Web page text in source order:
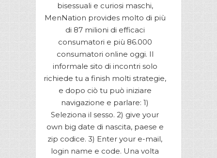
bisessuali e curiosi maschi,
MenNation provides molto di più
di 87 milioni di efficaci
consumatori e più 86.000
consumatori online oggi. Il
informale sito di incontri solo
richiede tu a finish molti strategie,
e dopo ciò tu può iniziare
navigazione e parlare: 1)
Seleziona il sesso. 2) give your
own big date di nascita, paese e
zip codice. 3) Enter your e-mail,
login name e code. Una volta